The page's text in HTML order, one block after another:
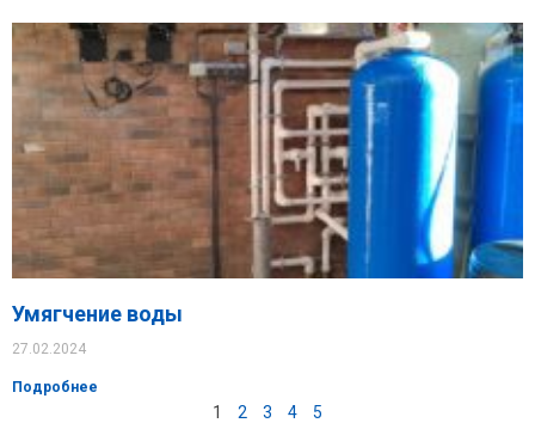
Умягчение воды
27.02.2024
Подробнее
1 2 3 4 5